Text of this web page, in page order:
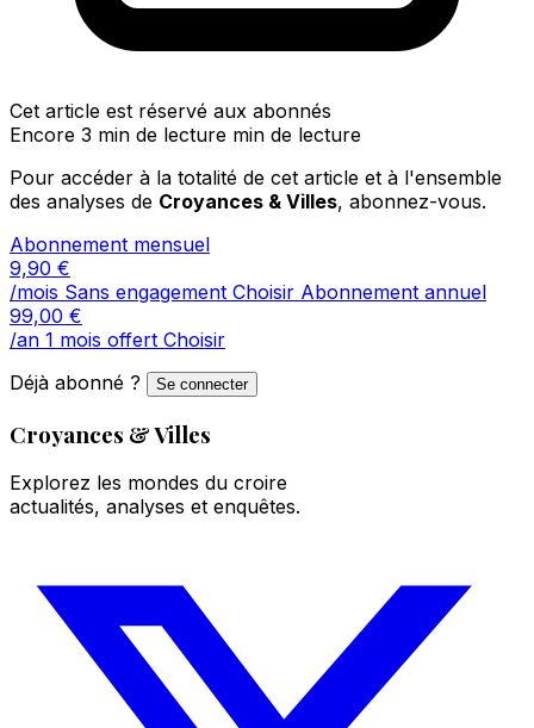
Cet article est réservé aux abonnés
Encore 3 min de lecture min de lecture
Pour accéder à la totalité de cet article et à l'ensemble
des analyses de Croyances & Villes, abonnez-vous.
Abonnement mensuel
9,90 €
/mois Sans engagement Choisir Abonnement annuel
99,00 €
/an 1 mois offert Choisir
Déjà abonné ?
Se connecter
Croyances & Villes
Explorez les mondes du croire
actualités, analyses et enquêtes.